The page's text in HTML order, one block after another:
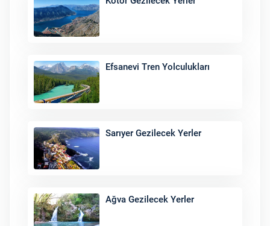
Efsanevi Tren Yolculukları
Sarıyer Gezilecek Yerler
Ağva Gezilecek Yerler